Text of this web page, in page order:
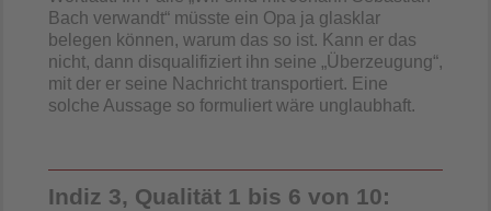
Bach verwandt“ müsste ein Opa ja glasklar
belegen können, warum das so ist. Kann er das
nicht, dann disqualifiziert ihn seine „Überzeugung“,
mit der er seine Nachricht transportiert. Eine
solche Aussage so formuliert wäre unglaubhaft.
Indiz 3, Qualität 1 bis 6 von 10: